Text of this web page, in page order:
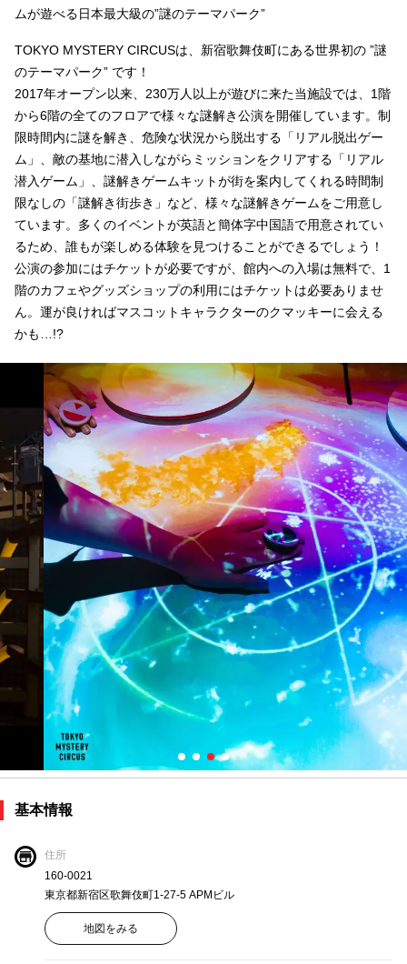
ムが遊べる日本最大級の”謎のテーマパーク”
TOKYO MYSTERY CIRCUSは、新宿歌舞伎町にある世界初の ”謎
のテーマパーク” です！
2017年オープン以来、230万人以上が遊びに来た当施設では、1階
から6階の全てのフロアで様々な謎解き公演を開催しています。制
限時間内に謎を解き、危険な状況から脱出する「リアル脱出ゲー
ム」、敵の基地に潜入しながらミッションをクリアする「リアル
潜入ゲーム」、謎解きゲームキットが街を案内してくれる時間制
限なしの「謎解き街歩き」など、様々な謎解きゲームをご用意し
ています。多くのイベントが英語と簡体字中国語で用意されてい
るため、誰もが楽しめる体験を見つけることができるでしょう！
公演の参加にはチケットが必要ですが、館内への入場は無料で、1
階のカフェやグッズショップの利用にはチケットは必要ありませ
ん。運が良ければマスコットキャラクターのクマッキーに会える
かも…!?
基本情報
住所
160-0021
東京都新宿区歌舞伎町1-27-5 APMビル
地図をみる